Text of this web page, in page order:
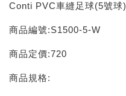
Conti PVC車縫足球(5號球)
商品編號:S1500-5-W
商品定價:720
商品規格: